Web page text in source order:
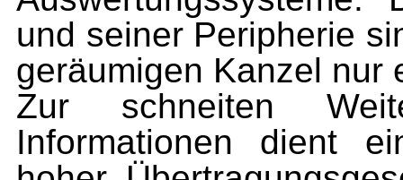
und seiner Peripherie
geräumigen Kanzel nur
Zur schneiten
Informationen dient